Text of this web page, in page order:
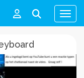
Menu